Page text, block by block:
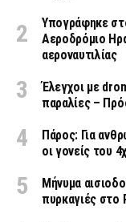
Υπογράφηκε
Αεροδρόμιο
αεροναυτιλίας
Έλεγχοι με
παραλίες –
Πάρος: Για
οι γονείς του
Μήνυμα
πυρκαγιές στο